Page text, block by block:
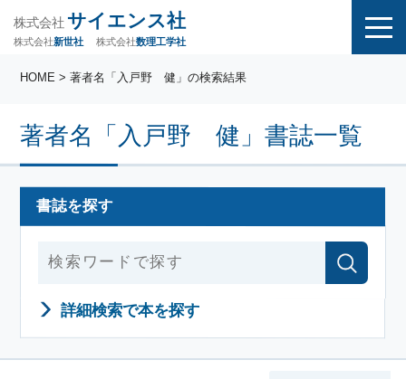
株式会社 サイエンス社
株式会社新世社 株式会社数理工学社
著者名「入戸野 健」書誌一覧
HOME > 著者名「入戸野 健」の検索結果
書誌を探す
詳細検索で本を探す